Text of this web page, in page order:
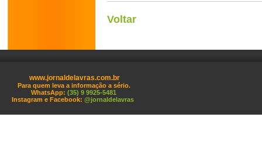
Voltar
www.jornaldelavras.com.br
Para quem leva a informação a sério.
WhatsApp: (35) 9 9925-5481
Instagram e Facebook: @jornaldelavras